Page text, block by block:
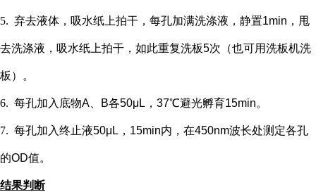
5. 弃去液体，吸水纸上拍干，每孔加满洗涤液，静置1min，甩
去洗涤液，吸水纸上拍干，如此重复洗板5次（也可用洗板机洗
板）。
6. 每孔加入底物A、B各50μL，37℃避光孵育15min。
7. 每孔加入终止液50μL，15min内，在450nm波长处测定各孔
的OD值。
结果判断